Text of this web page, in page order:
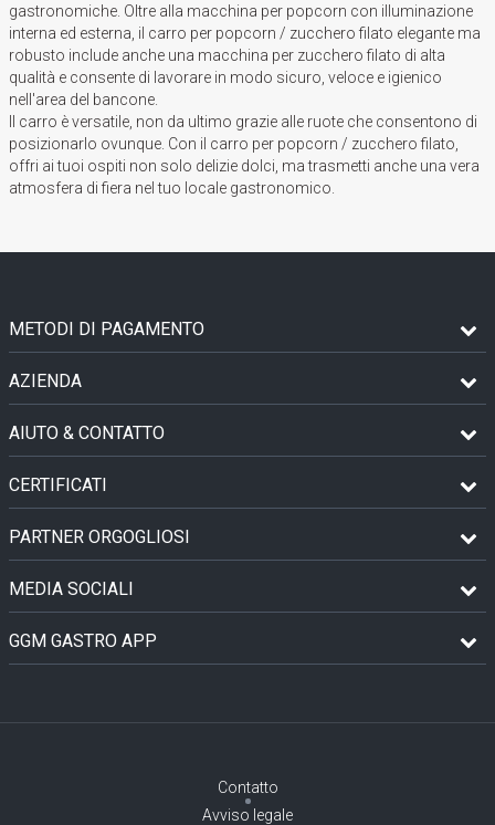
gastronomiche. Oltre alla macchina per popcorn con illuminazione
interna ed esterna, il carro per popcorn / zucchero filato elegante ma
robusto include anche una macchina per zucchero filato di alta
qualità e consente di lavorare in modo sicuro, veloce e igienico
nell'area del bancone.
Il carro è versatile, non da ultimo grazie alle ruote che consentono di
posizionarlo ovunque. Con il carro per popcorn / zucchero filato,
offri ai tuoi ospiti non solo delizie dolci, ma trasmetti anche una vera
atmosfera di fiera nel tuo locale gastronomico.
METODI DI PAGAMENTO
AZIENDA
AIUTO & CONTATTO
CERTIFICATI
PARTNER ORGOGLIOSI
MEDIA SOCIALI
GGM GASTRO APP
Contatto
Avviso legale